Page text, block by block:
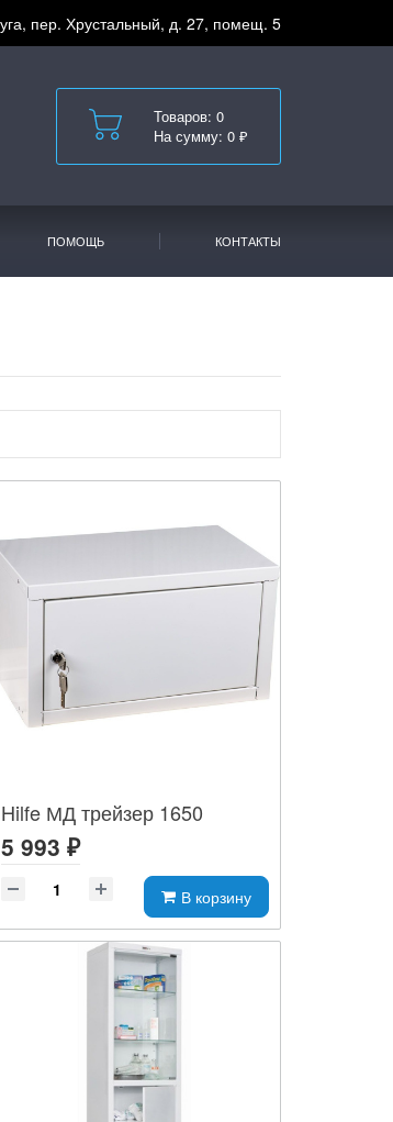
пер. Хрустальный, д. 27, помещ. 5
Товаров: 0
На сумму: 0 ₽
ПОМОЩЬ КОНТАКТЫ
Hilfe МД трейзер 1650
5 993 ₽
В корзину